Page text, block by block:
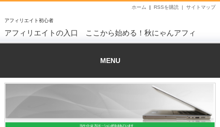
アフィリエイト初心者
サイトマップ
RSSを購読 |
ホーム |
アフィリエイトの入口 ここから始める！秋にゃんアフィ
MENU